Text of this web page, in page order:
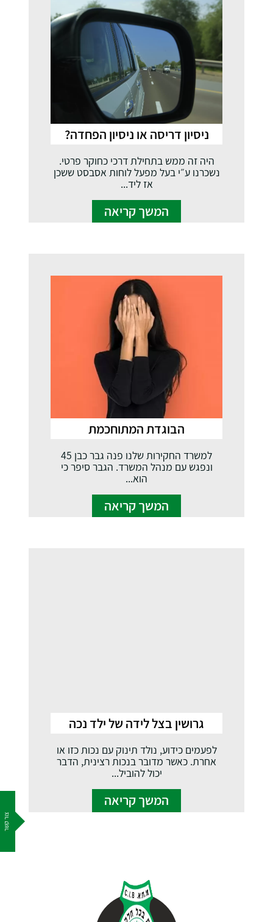
צור קשר
ניסיון דריסה או ניסיון הפחדה?
היה זה ממש בתחילת דרכי כחוקר פרטי.
נשכרנו ע״י בעל מפעל לוחות אסבסט ששכן
אז ליד...
המשך קריאה
הבוגדת המתוחכמת
למשרד החקירות שלנו פנה גבר כבן 45
ונפגש עם מנהל המשרד. הגבר סיפר כי
הוא...
המשך קריאה
גרושין בצל לידה של ילד נכה
לפעמים כידוע, נולד תינוק עם נכות כזו או
אחרת. כאשר מדובר בנכות רצינית, הדבר
יכול להוביל...
המשך קריאה